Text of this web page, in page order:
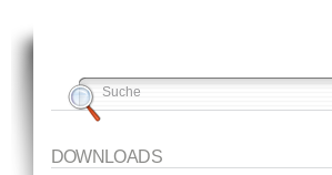
DOWNLOADS